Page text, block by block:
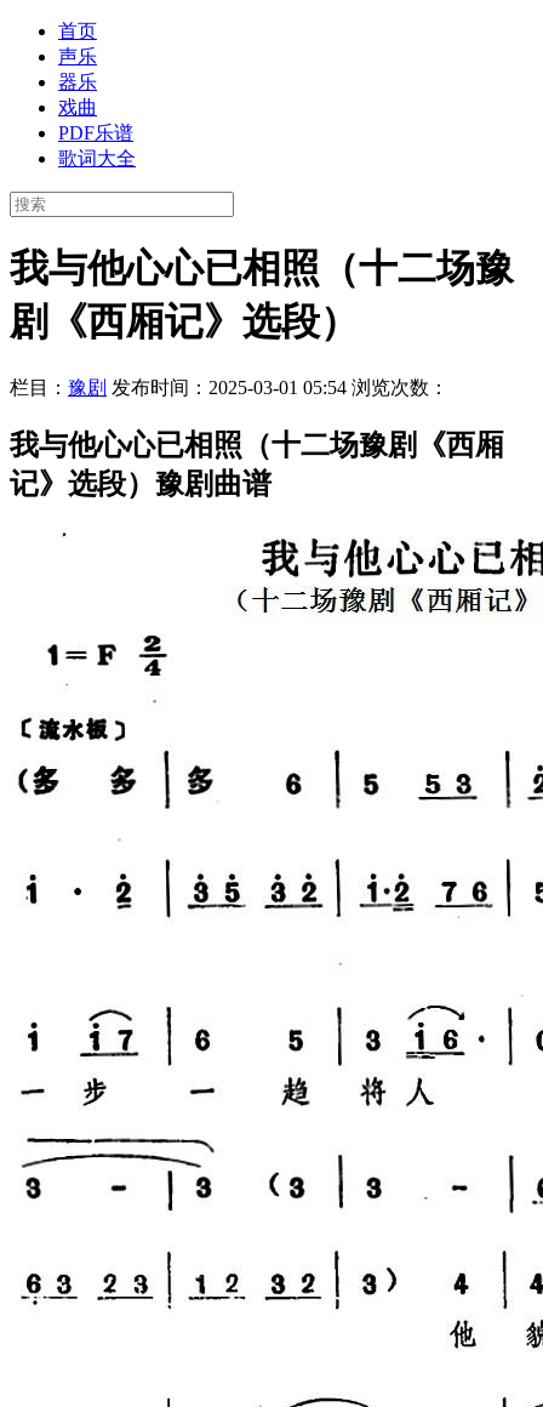
首页
声乐
器乐
戏曲
PDF乐谱
歌词大全
我与他心心已相照（十二场豫
剧《西厢记》选段）
栏目： 豫剧 发布时间：2025-03-01 05:54 浏览次数：
我与他心心已相照（十二场豫剧《西厢
记》选段）豫剧曲谱